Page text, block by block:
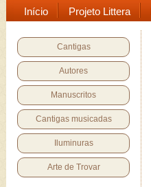
Início Projeto Littera
Cantigas
Autores
Manuscritos
Cantigas musicadas
Iluminuras
Arte de Trovar